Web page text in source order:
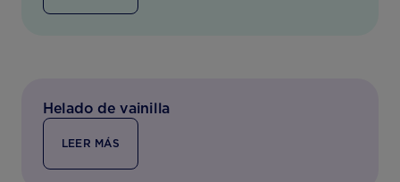
Helado de vainilla
LEER MÁS